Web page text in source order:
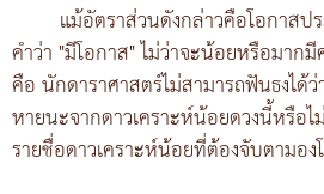
แม้อัตราส่วนดังกล่าวคือโอกาส
คำว่า "มีโอกาส" ไม่ว่าจะน้อยหรือมาก
คือ นักดาราศาสตร์ไม่สามารถฟันธงได้
หายนะจากดาวเคราะห์น้อยดวงนี้หรือไ
รายชื่อดาวเคราะห์น้อยที่ต้องจับตามอ